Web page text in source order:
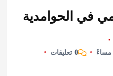
أمين
0 تعليقات